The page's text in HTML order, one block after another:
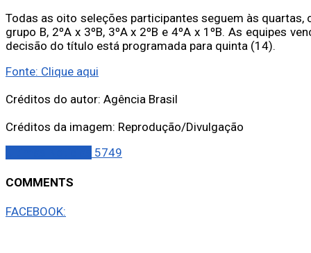
Todas as oito seleções participantes seguem às quartas,
grupo B, 2ºA x 3ºB, 3ºA x 2ºB e 4ºA x 1ºB. As equipes
decisão do título está programada para quinta (14).
Fonte: Clique aqui
Créditos do autor: Agência Brasil
Créditos da imagem: Reprodução/Divulgação
5749
COMMENTS
FACEBOOK: